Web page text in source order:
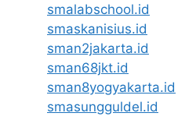
smalabschool.id
smaskanisius.id
sman2jakarta.id
sman68jkt.id
sman8yogyakarta.id
smasungguldel.id